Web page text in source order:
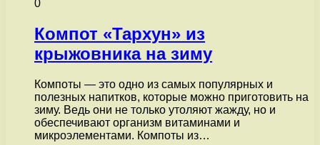
0
Компот «Тархун» из
крыжовника на зиму
Компоты — это одно из самых популярных и
полезных напитков, которые можно приготовить на
зиму. Ведь они не только утоляют жажду, но и
обеспечивают организм витаминами и
микроэлементами. Компоты из…